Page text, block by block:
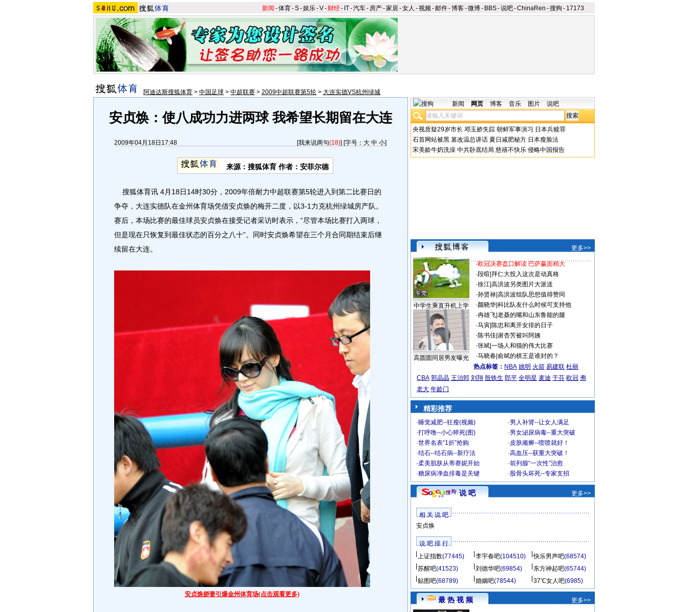
新闻 -体育-S-娱乐-V- 财经- IT-汽车- 房产-家居-女人 -视频-邮件-博客-微博- BBS-说吧-ChinaRen -搜狗 - 17173
阿迪达斯搜狐体育 > 中国足球 > 中超联赛 > 2009中超联赛第5轮 > 大连实德VS杭州绿城
安贞焕：使八成功力进两球 我希望长期留在大连
2009年04月18日17:48 [我来说两句(18)] [字号： 大 中 小]
来源： 搜狐体育 作者：安菲尔德
搜狐体育讯 4月18日14时30分，2009年倍耐力中超联赛第5轮进入到第二比赛日的
争夺，大连实德队在金州体育场凭借安贞焕的梅开二度，以3-1力克杭州绿城房产队。
赛后，本场比赛的最佳球员安贞焕在接受记者采访时表示，“尽管本场比赛打入两球，
但是现在只恢复到最佳状态的百分之八十”。同时安贞焕希望在三个月合同期结束后继
续留在大连。
安贞焕娇妻引爆金州体育场(点击观看更多)
新闻 网页 博客 音乐 图片 说吧
央视质疑29岁市长 邓玉娇失踪 朝鲜军事演习 日本兵赎罪
石首网站被黑 篡改温总讲话 夏日减肥秘方 日本瘦脸法
宋美龄牛奶洗澡 中共卧底结局 慈禧不快乐 侵略中国报告
更多>>
中学生乘直升机上学
高圆圆同居男友曝光
·欧冠决赛盘口解读 巴萨赢面稍大
·段暄 拜仁大投入这次是动真格
·徐江| 高洪波另类图片大派送
·孙贤禄| 高洪波组队思想值得赞同
·颜晓华| 科比队友什么时候可支持他
·冉雄飞| 老聂的嘴和山东鲁能的腿
·马寅| 陈忠和离开女排的日子
·陈书佳| 谢杏芳被叫阿姨
·张斌| 一场人和猫的伟大比赛
·马晓春| 俞斌的棋王是谁封的？
热点标签： NBA 姚明 火箭 易建联 杜丽
CBA 郭晶晶 王治郅 刘翔 殷铁生 郎平 全明星 麦迪 于芬 欧冠 弗
老大 年龄门
精彩推荐
·睡觉减肥--狂瘦(视频) ·男人补肾--让女人满足
·打呼噜--小心猝死(图) ·男女泌尿病毒--重大突破
·世界名表“1折”抢购 ·皮肤顽癣--喷喷就好！
·结石--结石病--新疗法 ·高血压--获重大突破！
·柔美肌肤从蒂赛妮开始 ·前列腺“一次性”治愈
·糖尿病净血排毒是关键 ·股骨头坏死--专家支招
说 吧 更多>>
相 关 说 吧
安贞焕
说 吧 排 行
上证指数(77445) 李宇春吧(104510) 快乐男声吧(68574)
苏醒吧(41523) 刘德华吧(69854) 东方神起吧(65744)
贴图吧(68789) 婚姻吧(78544) 37℃女人吧(6985)
最 热 视 频 更多>>